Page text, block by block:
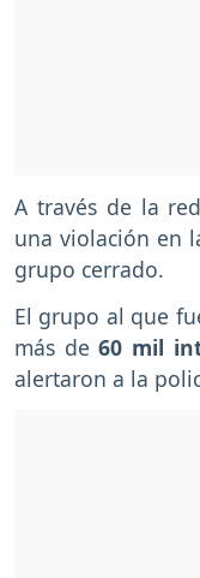
A través de la
una violación en
grupo cerrado.
El grupo al que
más de60 mil
alertaron a la